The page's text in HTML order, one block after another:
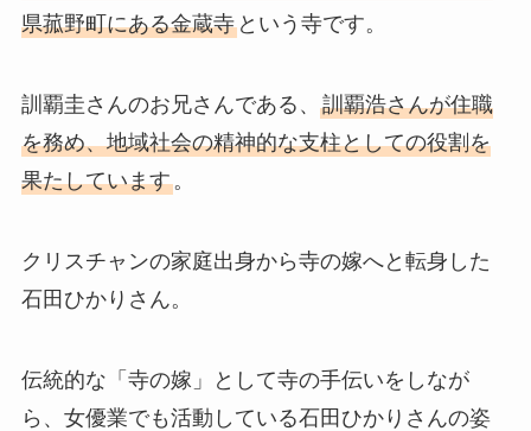
県菰野町にある金蔵寺という寺です。
訓覇圭さんのお兄さんである、 訓覇浩さんが住職
を務め、地域社会の精神的な支柱としての役割を
果たしています。
クリスチャンの家庭出身から寺の嫁へと転身した
石田ひかりさん。
伝統的な「寺の嫁」として寺の手伝いをしなが
ら、女優業でも活動している石田ひかりさんの姿